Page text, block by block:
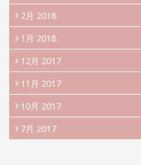
2月 2018
1月 2018
12月 2017
11月 2017
10月 2017
7月 2017